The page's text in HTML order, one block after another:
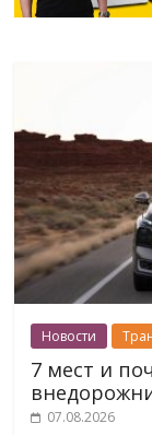
Новости
7 мест и
07.08.2026